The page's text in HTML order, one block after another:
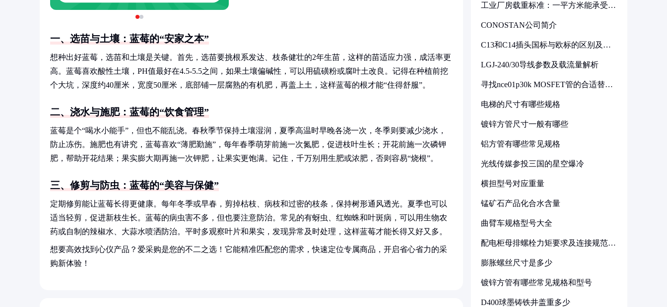
一、选苗与土壤：蓝莓的“安家之本”
想种出好蓝莓，选苗和土壤是关键。首先，选苗要挑根系发达、枝条健壮的2年生苗，这样的苗适应力强，成活率更
高。蓝莓喜欢酸性土壤，PH值最好在4.5-5.5之间，如果土壤偏碱性，可以用硫磺粉或腐叶土改良。记得在种植前挖
个大坑，深度约40厘米，宽度50厘米，底部铺一层腐熟的有机肥，再盖上土，这样蓝莓的根才能“住得舒服”。
二、浇水与施肥：蓝莓的“饮食管理”
蓝莓是个“喝水小能手”，但也不能乱浇。春秋季节保持土壤湿润，夏季高温时早晚各浇一次，冬季则要减少浇水，
防止冻伤。施肥也有讲究，蓝莓喜欢“薄肥勤施”，每年春季萌芽前施一次氮肥，促进枝叶生长；开花前施一次磷钾
肥，帮助开花结果；果实膨大期再施一次钾肥，让果实更饱满。记住，千万别用生肥或浓肥，否则容易“烧根”。
三、修剪与防虫：蓝莓的“美容与保健”
定期修剪能让蓝莓长得更健康。每年冬季或早春，剪掉枯枝、病枝和过密的枝条，保持树形通风透光。夏季也可以
适当轻剪，促进新枝生长。蓝莓的病虫害不多，但也要注意防治。常见的有蚜虫、红蜘蛛和叶斑病，可以用生物农
药或自制的辣椒水、大蒜水喷洒防治。平时多观察叶片和果实，发现异常及时处理，这样蓝莓才能长得又好又多。
想要高效找到心仪产品？爱采购是您的不二之选！它能精准匹配您的需求，快速定位专属商品，开启省心省力的采
购新体验！
工业厂房载重标准：一平方米能承受多
CONOSTAN公司简介
C13和C14插头国标与欧标的区别及其
LGJ-240/30导线参数及载流量解析
寻找nce01p30k MOSFET管的合适替代
电梯的尺寸有哪些规格
镀锌方管尺寸一般有哪些
铝方管有哪些常见规格
光线传媒参投三国的星空爆冷
横担型号对应重量
锰矿石产品化合水含量
曲臂车规格型号大全
配电柜母排螺栓力矩要求及连接规范详
膨胀螺丝尺寸是多少
镀锌方管有哪些常见规格和型号
D400球墨铸铁井盖重多少